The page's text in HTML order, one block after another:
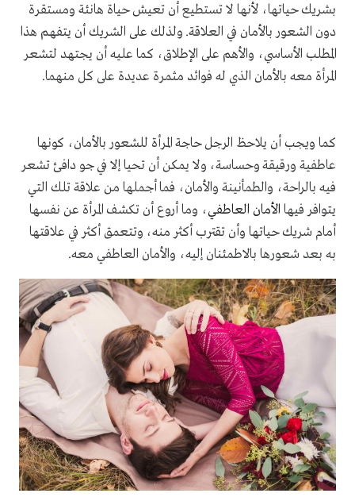
بشريك حياتها، لأنها لا تستطيع أن تعيش حياة هانئة ومستقرة
دون الشعور بالأمان في العلاقة. ولذلك على الشريك أن يتفهم هذا
المطلب الأساسي، والأهم على الإطلاق، كما عليه أن يجتهد لتشعر
المرأة معه بالأمان الذي له فوائد مثمرة عديدة على كل منهما.
كما ويجب أن يلاحظ الرجل حاجة المرأة للشعور بالأمان، كونها
عاطفية ورقيقة وحساسة، ولا يمكن أن تحيا إلا في جو دافئ تشعر
فيه بالراحة، والطمأنينة والأمان، فما أجملها من علاقة تلك التي
يتوافر فيها الأمان العاطفي، وما أروع أن تكشف المرأة عن نفسها
أمام شريك حياتها وأن تقترب أكثر منه، وتتعمق أكثر في علاقتها
به بعد شعورها بالاطمئنان إليه، والأمان العاطفي معه.